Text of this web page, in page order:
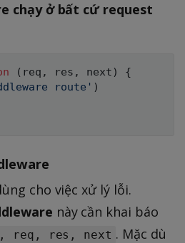
chạy ở bất cứ request
( req , res , next )
{
route' )
cho việc xử lý lỗi.
này cần khai báo
req, res, next . Mặc dù